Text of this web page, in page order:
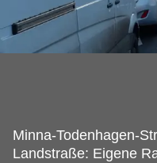
Minna-Todenhagen-
Landstraße: Eigene